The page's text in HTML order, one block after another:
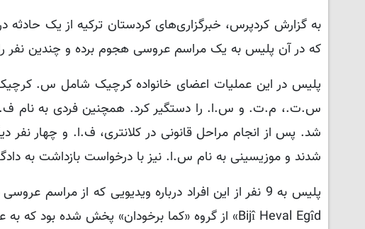
به گزارش کردپرس، خبرگزاری‌های کردستان ترکیه از یک حادثه
که در آن پلیس به یک مراسم عروسی هجوم برده و چندین نفر
پلیس در این عملیات اعضای خانواده کرچیک شامل س.
س.ت.، م.ت. و س.ا. را دستگیر کرد. همچنین فردی به نام
شد. پس از انجام مراحل قانونی در کلانتری، ف.ا. و چهار نفر
شدند و موزیسینی به نام س.ا. نیز با درخواست بازداشت به دادگاه
Bijî Heval Egîd» از گروه «کما برخودان» پخش شده بود که به عنوان «تبلیغات برای سازمان تروریستی» محسوب شد.